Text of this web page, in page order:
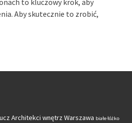
Aby skutecznie to zrobić,
Architekci wnętrz Warszawa białe łóżko